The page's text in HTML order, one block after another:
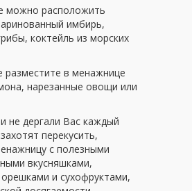
можно расположить
имбирь,
коктейль из морских
разместите в менажнице
нарезанные овощи или
не дергали Вас каждый
перекусить,
с полезными
вкусняшками,
и сухофруктами,